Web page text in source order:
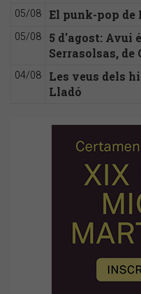
05/08 El punk-pop de
05/08
5 d'agost: Avui
Serrasolsas, de
04/08
Les veus dels
Lladó